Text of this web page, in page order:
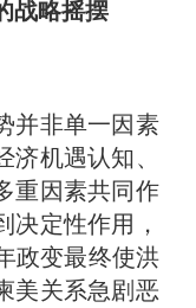
战略摇摆
并非单一因素
机遇认知、
重因素共同作
决定性作用，
政变最终使洪
美关系急剧恶